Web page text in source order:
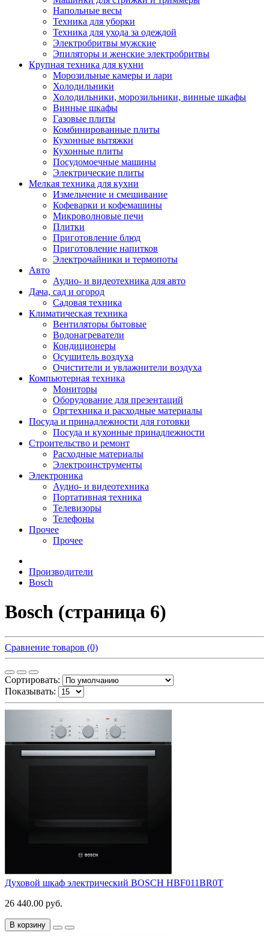
Напольные весы
Техника для уборки
Техника для ухода за одеждой
Электробритвы мужские
Эпиляторы и женские электробритвы
Крупная техника для кухни
Морозильные камеры и лари
Холодильники
Холодильники, морозильники, винные шкафы
Винные шкафы
Газовые плиты
Комбинированные плиты
Кухонные вытяжки
Кухонные плиты
Посудомоечные машины
Электрические плиты
Мелкая техника для кухни
Измельчение и смешивание
Кофеварки и кофемашины
Микроволновые печи
Плитки
Приготовление блюд
Приготовление напитков
Электрочайники и термопоты
Авто
Аудио- и видеотехника для авто
Дача, сад и огород
Садовая техника
Климатическая техника
Вентиляторы бытовые
Водонагреватели
Кондиционеры
Осушитель воздуха
Очистители и увлажнители воздуха
Компьютерная техника
Мониторы
Оборудование для презентаций
Оргтехника и расходные материалы
Посуда и принадлежности для готовки
Посуда и кухонные принадлежности
Строительство и ремонт
Расходные материалы
Электроинструменты
Электроника
Аудио- и видеотехника
Портативная техника
Телевизоры
Телефоны
Прочее
Прочее
Производители
Bosch
Bosch (страница 6)
Сравнение товаров (0)
Сортировать:
Показывать:
Духовой шкаф электрический BOSCH HBF011BR0T
26 440.00 руб.
В корзину